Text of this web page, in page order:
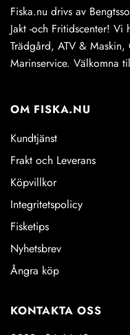
Fiska.nu drivs av
Jakt -och Fritidscenter!
Trädgård, ATV &
Marinservice. Välkomna
OM FISKA.NU
Kundtjänst
Frakt och Leverans
Köpvillkor
Integritetspolicy
Fisketips
Nyhetsbrev
Ångra köp
KONTAKTA OSS